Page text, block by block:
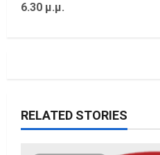
v
t
6.30 μ.μ.
RELATED STORIES